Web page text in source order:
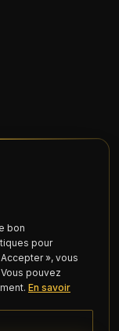
bon
pour
», vous
pouvez
En savoir